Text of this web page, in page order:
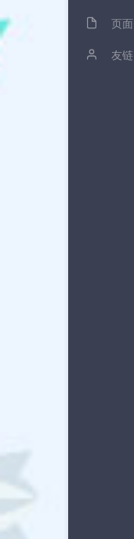
杂七杂八
Linux
页面
浅抒流年
友链